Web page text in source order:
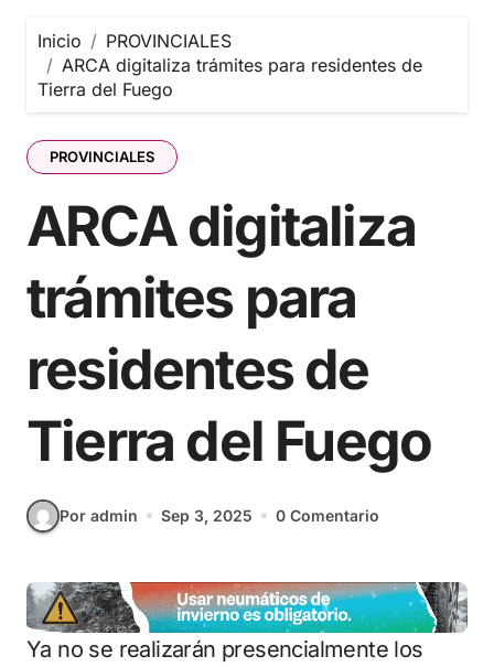
Inicio
PROVINCIALES
ARCA digitaliza trámites para residentes de
Tierra del Fuego
PROVINCIALES
ARCA digitaliza
trámites para
residentes de
Tierra del Fuego
Por admin Sep 3, 2025 0 Comentario
Ya no se realizarán presencialmente los